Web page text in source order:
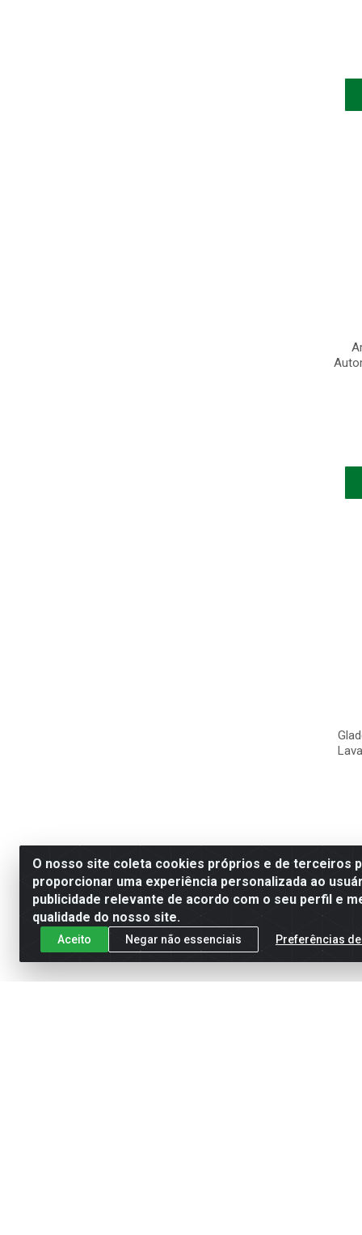
O nosso site coleta cookies próprios e de terceiros
proporcionar uma experiência personalizada ao
publicidade relevante de acordo com o seu perfil e
qualidade do nosso site.
Aceito Negar não essenciais Preferências